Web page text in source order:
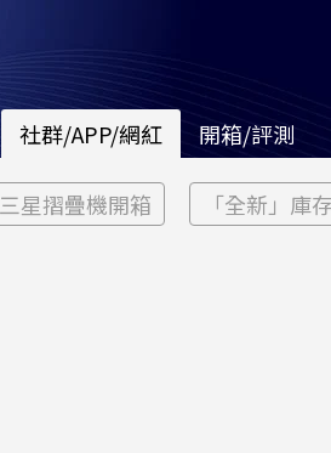
社群/APP/網紅 開箱/評測
三星摺疊機開箱 「全新」庫